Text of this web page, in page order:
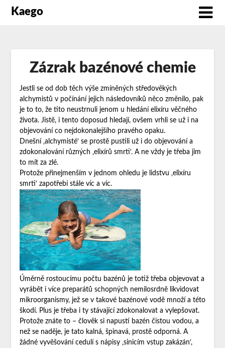
Kaego
Zázrak bazénové chemie
Jestli se od dob těch výše zmíněných středověkých
alchymistů v počínání jejich následovníků něco změnilo, pak
je to to, že tito neustrnuli jenom u hledání elixíru věčného
života. Jistě, i tento doposud hledají, ovšem vrhli se už i na
objevování co nejdokonalejšího pravého opaku.
Dnešní ‚alchymisté‘ se prostě pustili už i do objevování a
zdokonalování různých ‚elixírů smrti‘. A ne vždy je třeba jim
to mít za zlé.
Protože přinejmenším v jednom ohledu je lidstvu ‚elixíru
smrti‘ zapotřebí stále víc a víc.
Úměrně rostoucímu počtu bazénů je totiž třeba objevovat a
vyrábět i více preparátů schopných nemilosrdně likvidovat
mikroorganismy, jež se v takové bazénové vodě množí a této
škodí. Plus je třeba i ty stávající zdokonalovat a vylepšovat.
Protože znáte to – člověk si napustí bazén čistou vodou, a
než se naděje, je tato kalná, špinavá, prostě odporná. A
žádné vyvěšování cedulí s nápisy ‚sinicím vstup zakázán‘,